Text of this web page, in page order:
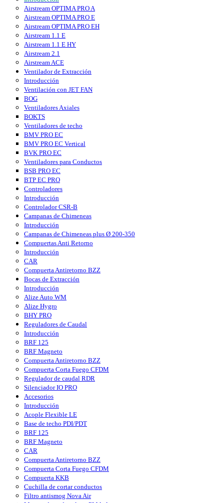
Airstream OPTIMA PRO A
Airstream OPTIMA PRO E
Airstream OPTIMA PRO EH
Airstream 1.1 E
Airstream 1.1 E HY
Airstream 2.1
Airstream ACE
Ventilador de Extracción
Introducción
Ventilación con JET FAN
BOG
Ventiladores Axiales
BOKTS
Ventiladores de techo
BMV PRO EC
BMV PRO EC Vertical
BVK PRO EC
Ventiladores para Conductos
BSB PRO EC
BTP EC PRO
Controladores
Introducción
Controlador CSR-B
Campanas de Chimeneas
Introducción
Campanas de Chimeneas plus Ø 200-350
Compuertas Anti Retorno
Introducción
CAR
Compuerta Antiretorno BZZ
Bocas de Extracción
Introducción
Alize Auto WM
Alize Hygro
BHY PRO
Reguladores de Caudal
Introducción
BRF 125
BRF Magneto
Compuerta Antiretorno BZZ
Compuerta Corta Fuego CFDM
Regulador de caudal RDR
Silenciador IO PRO
Accesorios
Introducción
Acople Flexible LE
Base de techo PDI/PDT
BRF 125
BRF Magneto
CAR
Compuerta Antiretorno BZZ
Compuerta Corta Fuego CFDM
Compuerta KKB
Cuchilla de cortar conductos
Filtro antismog Nova Air